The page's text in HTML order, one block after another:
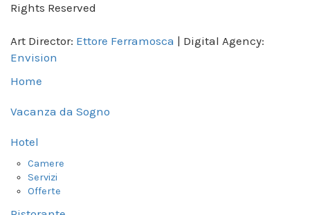
Rights Reserved
Art Director: Ettore Ferramosca | Digital Agency:
Envision
Home
Vacanza da Sogno
Hotel
Camere
Servizi
Offerte